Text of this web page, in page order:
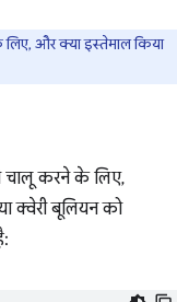
और क्या इस्तेमाल किया
करने के लिए,
क्वेरी बूलियन को